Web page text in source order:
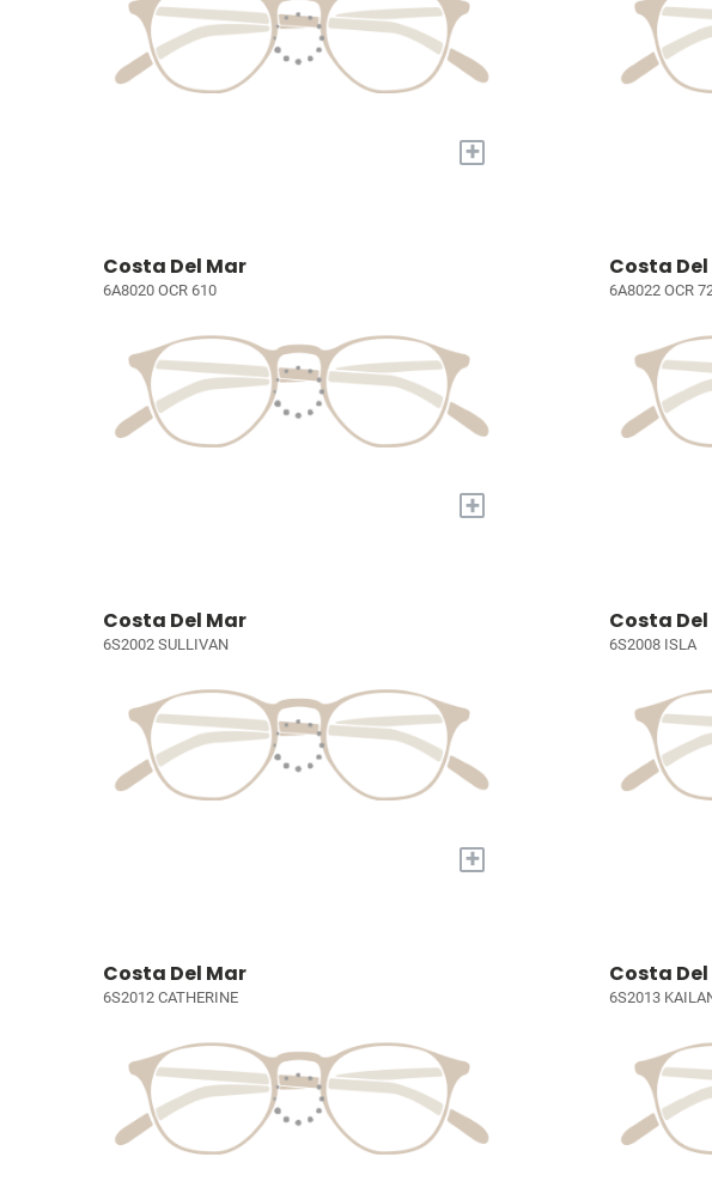
+
Costa Del Mar
6A8020 OCR 610
+
Costa
6A8022 OCR
Costa Del Mar
6S2002 SULLIVAN
+
Costa
6S2008 ISLA
Costa Del Mar
6S2012 CATHERINE
Costa
6S2013